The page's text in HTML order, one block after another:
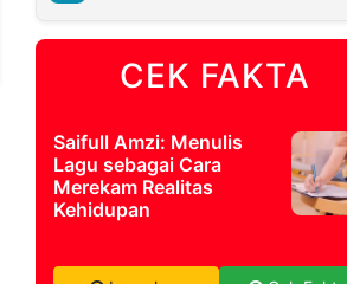
CEK FAKTA
Saifull Amzi: Menulis
Lagu sebagai Cara
Merekam Realitas
Kehidupan